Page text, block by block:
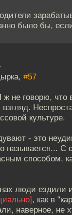
было бы,
#57
ж не говорю, что
культуре.
- это
называется...
способом,
люди ездили
, как в
наверное, не